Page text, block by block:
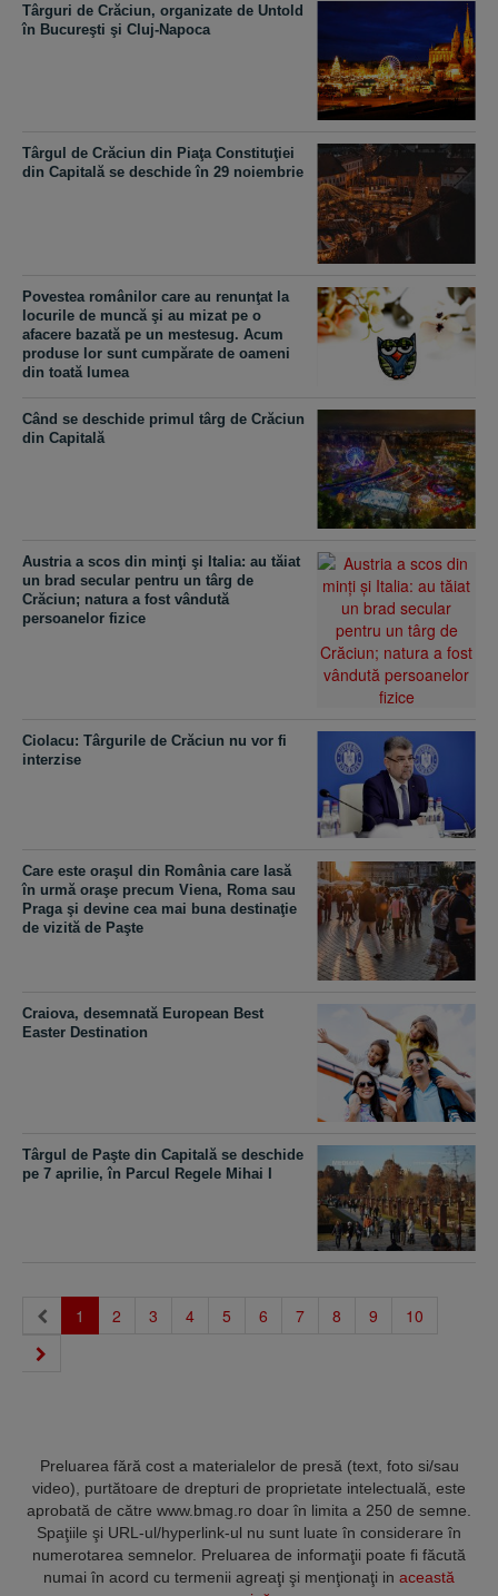
Târguri de Crăciun, organizate de Untold
în Bucureşti şi Cluj-Napoca
Târgul de Crăciun din Piaţa Constituţiei
din Capitală se deschide în 29 noiembrie
Povestea românilor care au renunţat la
locurile de muncă şi au mizat pe o
afacere bazată pe un mestesug. Acum
produse lor sunt cumpărate de oameni
din toată lumea
Când se deschide primul târg de Crăciun
din Capitală
Austria a scos din minţi şi Italia: au tăiat
un brad secular pentru un târg de
Crăciun; natura a fost vândută
persoanelor fizice
Ciolacu: Târgurile de Crăciun nu vor fi
interzise
Care este oraşul din România care lasă
în urmă oraşe precum Viena, Roma sau
Praga şi devine cea mai buna destinaţie
de vizită de Paşte
Craiova, desemnată European Best
Easter Destination
Târgul de Paşte din Capitală se deschide
pe 7 aprilie, în Parcul Regele Mihai I
1 (current)
2 3 4 5 6 7 8 9 10
Preluarea fără cost a materialelor de presă (text, foto si/sau
video), purtătoare de drepturi de proprietate intelectuală, este
aprobată de către www.bmag.ro doar în limita a 250 de semne.
Spaţiile şi URL-ul/hyperlink-ul nu sunt luate în considerare în
numerotarea semnelor. Preluarea de informaţii poate fi făcută
numai în acord cu termenii agreaţi şi menţionaţi in această